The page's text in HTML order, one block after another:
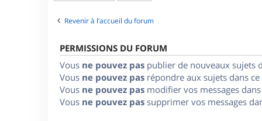
Revenir à l’accueil du forum
PERMISSIONS DU FORUM
Vous ne pouvez pas publier de nouveaux sujets
Vous ne pouvez pas répondre aux sujets dans
Vous ne pouvez pas modifier vos messages
Vous ne pouvez pas supprimer vos messages